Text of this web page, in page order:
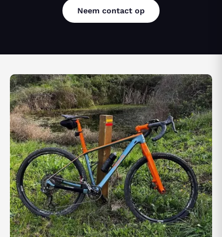
Neem contact op